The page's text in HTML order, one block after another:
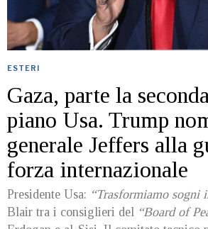
ESTERI
Gaza, parte la
piano Usa. Trump
generale Jeffers alla
forza internazionale
Presidente Usa: “Trasformiamo sogni
Blair tra i consiglieri del “Board of